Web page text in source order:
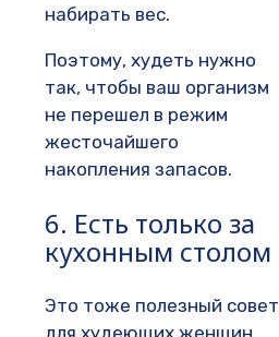
набирать вес.
Поэтому, худеть нужно
так, чтобы ваш организм
не перешел в режим
жесточайшего
накопления запасов.
6. Есть только за
кухонным столом
Это тоже полезный совет